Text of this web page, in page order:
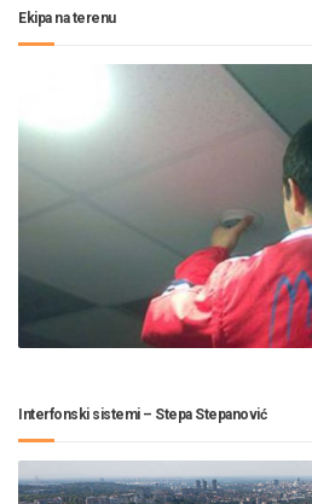
Ekipa na terenu
Interfonski sistemi – Stepa Stepanović